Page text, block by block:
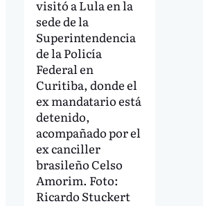
visitó a Lula en la
sede de la
Superintendencia
de la Policía
Federal en
Curitiba, donde el
ex mandatario está
detenido,
acompañado por el
ex canciller
brasileño Celso
Amorim. Foto:
Ricardo Stuckert